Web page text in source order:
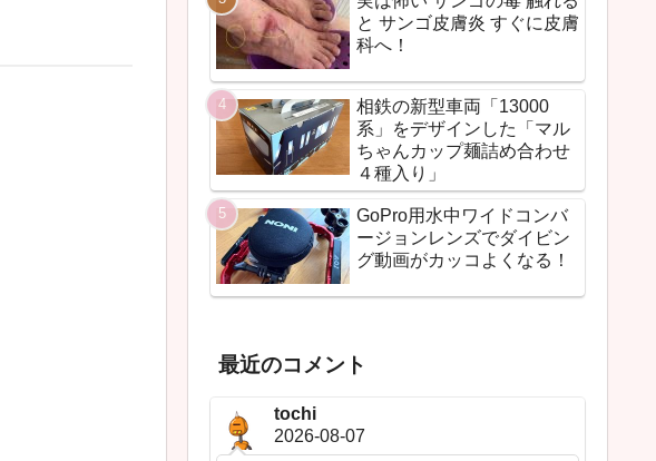
と サンゴ皮膚炎 すぐに皮膚
科へ！
相鉄の新型車両「13000
系」をデザインした「マル
ちゃんカップ麺詰め合わせ
４種入り」
GoPro用水中ワイドコンバ
ージョンレンズでダイビン
グ動画がカッコよくなる！
最近のコメント
tochi
2026-08-07